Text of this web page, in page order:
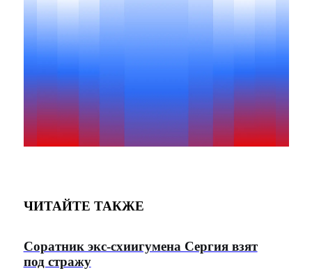
ЧИТАЙТЕ ТАКЖЕ
Соратник экс-схиигумена Сергия взят
под стражу